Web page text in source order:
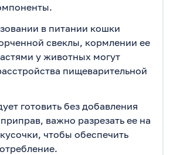
в питании кошки
свеклы, кормлении ее
у животных могут
пищеварительной
готовить без добавления
важно разрезать ее на
чтобы обеспечить